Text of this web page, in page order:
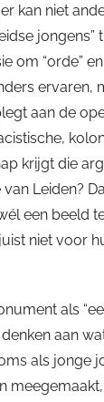
kan niet
jongens”
om “orde” en
ervaren,
aan de
krijgt die
Leiden?
een beeld
niet voor
als
aan
als jonge
meegemaakt,